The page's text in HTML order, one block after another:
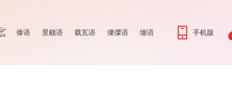
傣语 景颇语 载瓦语 傈僳语 缅语 手机版